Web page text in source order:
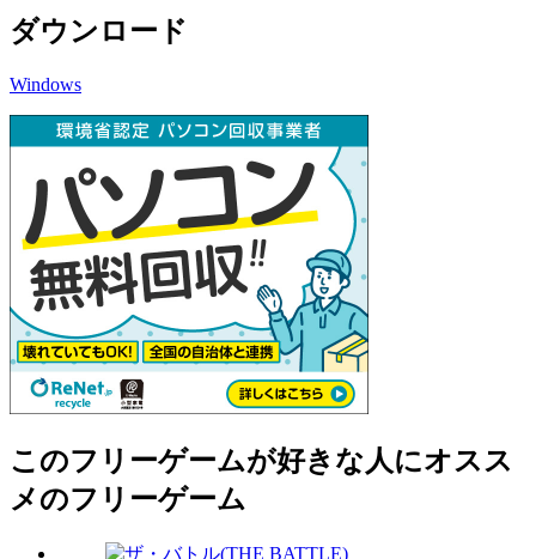
ダウンロード
Windows
このフリーゲームが好きな人にオスス
メのフリーゲーム